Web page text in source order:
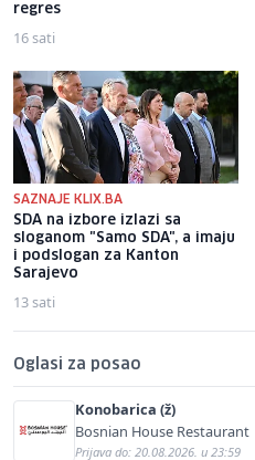
regres
16 sati
SAZNAJE KLIX.BA
SDA na izbore izlazi sa
sloganom "Samo SDA", a imaju
i podslogan za Kanton
Sarajevo
13 sati
Oglasi za posao
Konobarica (ž)
Bosnian House Restaurant
Prijava do: 20.08.2026. u 23:59